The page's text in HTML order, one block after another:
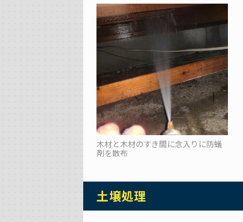
木材と木材のすき間に念入りに防蟻
剤を散布
土壌処理